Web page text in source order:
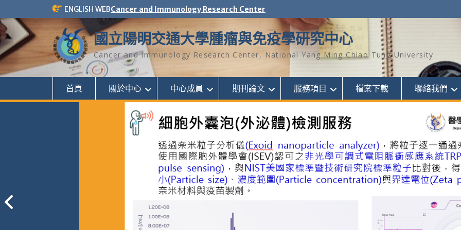
to
content
ENGLISH WEBCancer and Immunology Research Center
國立陽明交通大學腫瘤與免疫學研究中心
Cancer and Immunology Research Center, National Yang Ming Chiao Tung University
首頁 關於中心 中心成員 期刊論文 服務項目 檔案下載 聯絡我們